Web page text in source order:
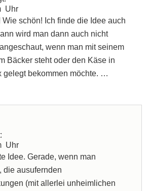
Uhr
Wie schön! Ich finde die Idee auch
wird man dann auch nicht
wenn man mit seinem
Bäcker steht oder den Käse in
gelegt bekommen möchte. …
Uhr
Idee. Gerade, wenn man
die ausufernden
(mit allerlei unheimlichen